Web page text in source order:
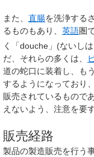
また、 直腸を洗浄する
るものもあり、 英語圏
く「douche」(ないし
だ、それらの多くは、
道の蛇口に装着し、も
するようになっており
販売されているもので
えないよう、注意を要す
販売経路
製品の製造販売を行う